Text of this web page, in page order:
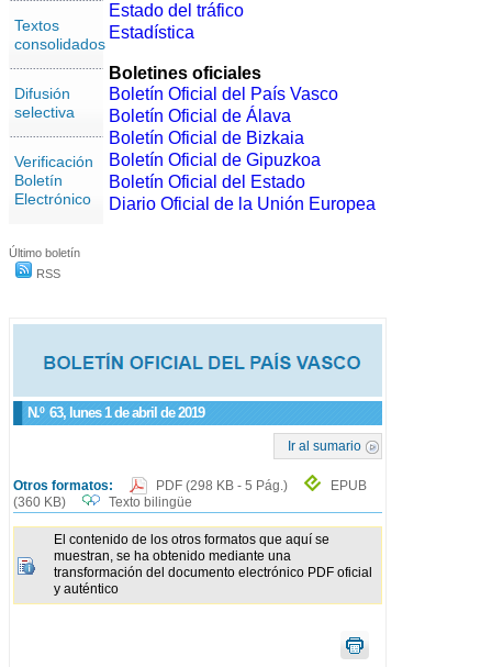
Textos
consolidados
Difusión
selectiva
Verificación
Boletín
Electrónico
Último boletín
RSS
N.º 63, lunes 1 de abril de 2019
Ir al sumario
Otros formatos: PDF (298 KB - 5 Pág.)
EPUB
(360 KB)
Texto bilingüe
El contenido de los otros formatos que aquí se
muestran, se ha obtenido mediante una
transformación del documento electrónico PDF oficial
y auténtico
Estado del tráfico
Estadística
Boletines oficiales
Boletín Oficial del País Vasco
Boletín Oficial de Álava
Boletín Oficial de Bizkaia
Boletín Oficial de Gipuzkoa
Boletín Oficial del Estado
Diario Oficial de la Unión Europea